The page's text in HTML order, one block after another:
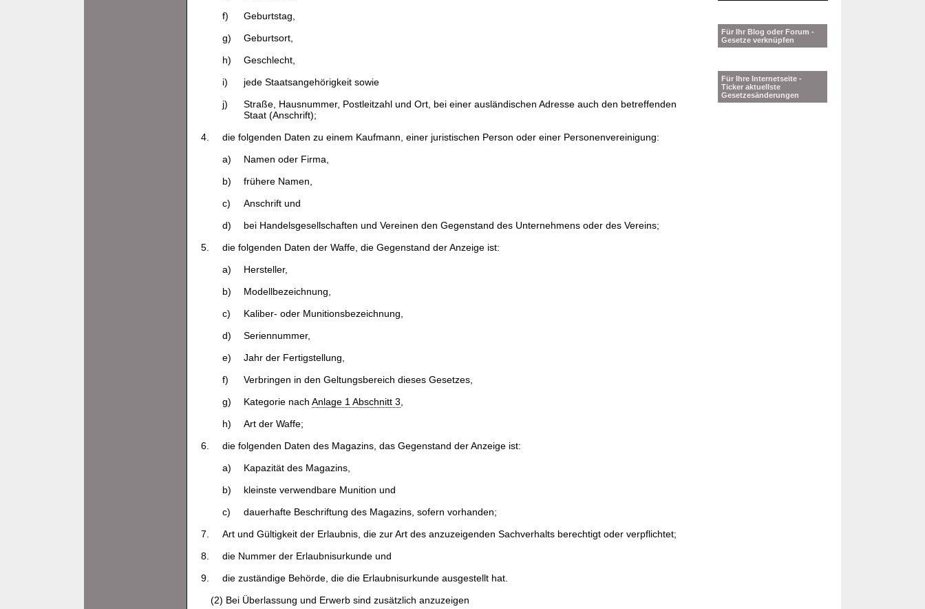
f)
Geburtstag,
g)
Geburtsort,
h)
Geschlecht,
i)
jede Staatsangehörigkeit sowie
j)
Straße, Hausnummer, Postleitzahl und Ort, bei einer ausländischen Adresse auch den betreffenden
Staat (Anschrift);
4.
die folgenden Daten zu einem Kaufmann, einer juristischen Person oder einer Personenvereinigung:
a)
Namen oder Firma,
b)
frühere Namen,
c)
Anschrift und
d)
bei Handelsgesellschaften und Vereinen den Gegenstand des Unternehmens oder des Vereins;
5.
die folgenden Daten der Waffe, die Gegenstand der Anzeige ist:
a)
Hersteller,
b)
Modellbezeichnung,
c)
Kaliber- oder Munitionsbezeichnung,
d)
Seriennummer,
e)
Jahr der Fertigstellung,
f)
Verbringen in den Geltungsbereich dieses Gesetzes,
g)
Kategorie nach Anlage 1 Abschnitt 3
h)
Art der Waffe;
6.
die folgenden Daten des Magazins, das Gegenstand der Anzeige ist:
a)
Kapazität des Magazins,
b)
kleinste verwendbare Munition und
c)
dauerhafte Beschriftung des Magazins, sofern vorhanden;
7.
Art und Gültigkeit der Erlaubnis, die zur Art des anzuzeigenden Sachverhalts berechtigt oder verpflichtet;
8.
die Nummer der Erlaubnisurkunde und
9.
die zuständige Behörde, die die Erlaubnisurkunde ausgestellt hat.
(2) Bei Überlassung und Erwerb sind zusätzlich anzuzeigen
Für Ihr Blog oder Forum -
Gesetze verknüpfen
Für Ihre Internetseite -
Ticker aktuellste
Gesetzesänderungen